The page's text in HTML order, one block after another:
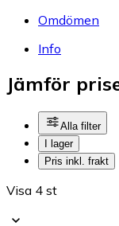
Omdömen
Info
Jämför
Alla filter
I lager
Pris inkl. frakt
Visa 4 st